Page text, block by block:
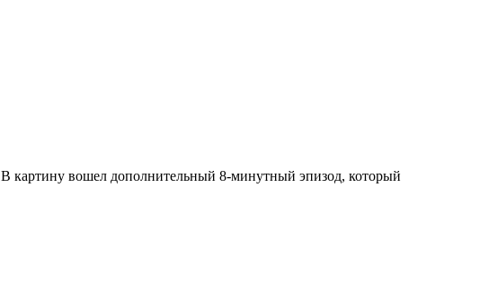
картину вошел дополнительный 8-минутный эпизод, который